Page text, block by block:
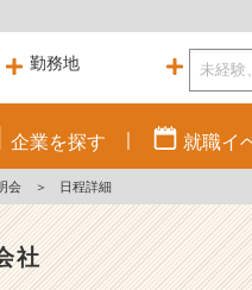
企業を探す 就職イ
会 ＞ 日程詳細
社